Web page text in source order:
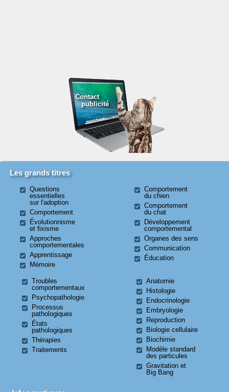
Contact
publicité
Les grands titres
Questions
essentielles
sur l'adoption
Comportement
Évolutionnisme
et fixisme
Approches
comportementales
Apprentissage
Mémoire
Comportement
du chien
Comportement
du chat
Développement
comportemental
Organes des sens
Communication
Éducation
Troubles
comportementaux
Psychopathologie
Processus
pathologiques
États
pathologiques
Thérapies
Traitements
Anatomie
Histologie
Endocrinologie
Embryologie
Reproduction
Biologie cellulaire
Biochimie
Modèle standard
des particules
Gravitation et
Big Bang